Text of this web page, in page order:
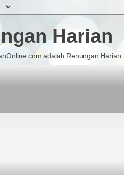
Harian
adalah Renungan Harian